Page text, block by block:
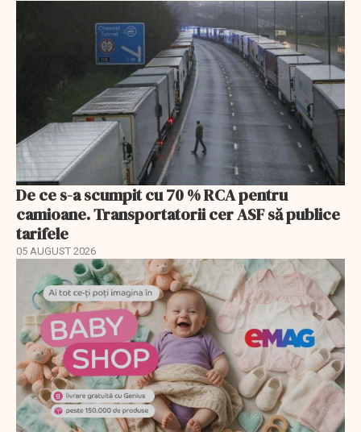
De ce s-a scumpit cu 70 % RCA pentru
camioane. Transportatorii cer ASF să publice
tarifele
05 AUGUST 2026